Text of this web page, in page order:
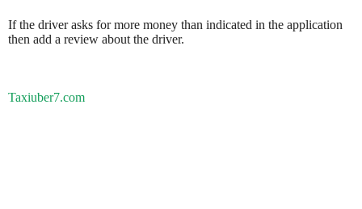
If the driver asks for more money than indicated in the application
then add a review about the driver.
Taxiuber7.com